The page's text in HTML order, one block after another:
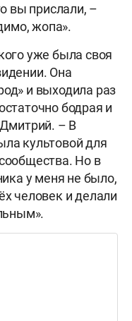
вы прислали, –
жопа».
уже была своя
Она
и выходила раз
бодрая и
– В
культовой для
Но в
у меня не было,
человек и делали